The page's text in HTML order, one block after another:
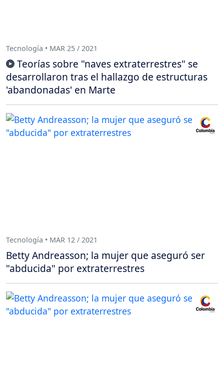
Tecnología • MAR 25 / 2021
Teorías sobre "naves extraterrestres" se
desarrollaron tras el hallazgo de estructuras
'abandonadas' en Marte
Tecnología • MAR 12 / 2021
Betty Andreasson; la mujer que aseguró ser
"abducida" por extraterrestres